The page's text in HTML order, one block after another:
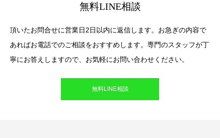
無料LINE相談
頂いたお問合せに営業日2日以内に返信します。お急ぎの内容で
あればお電話でのご相談をおすすめします。専門のスタッフが丁
寧にお答えしますので、お気軽にお問い合わせください。
無料LINE相談